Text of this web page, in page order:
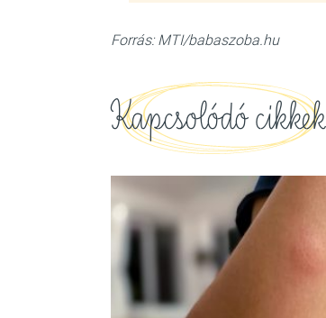
Forrás: MTI/babaszoba.hu
Kapcsolódó cikkek